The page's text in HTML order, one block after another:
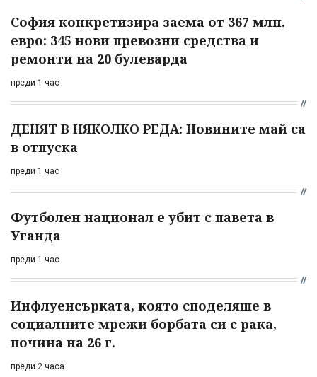
София конкретизира заема от 367 млн.
евро: 345 нови превозни средства и
ремонти на 20 булеварда
преди 1 час
ДЕНЯТ В НЯКОЛКО РЕДА: Новините май са
в отпуска
преди 1 час
Футболен национал е убит с павета в
Уганда
преди 1 час
Инфлуенсърката, която споделяше в
социалните мрежи борбата си с рака,
почина на 26 г.
преди 2 часа